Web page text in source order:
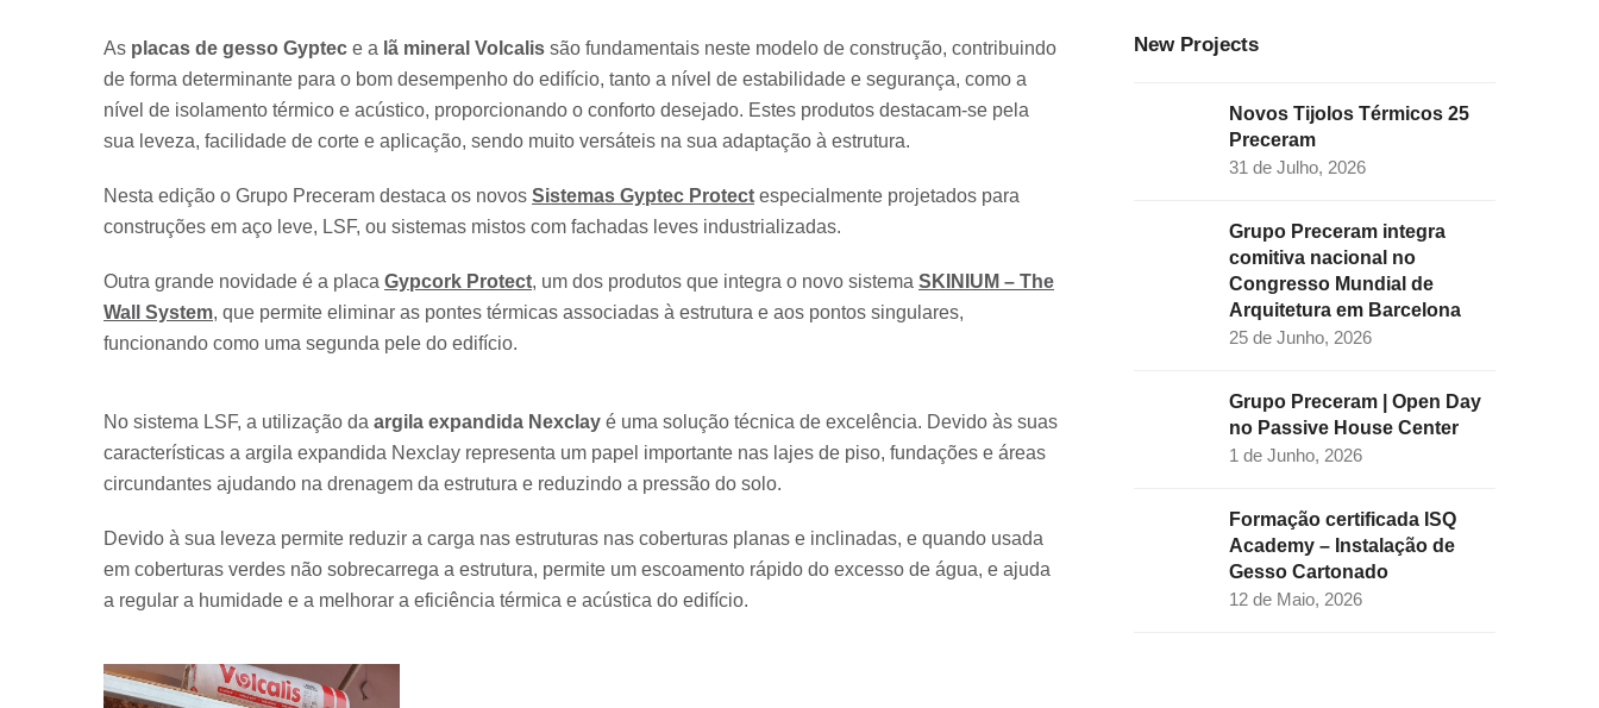
As placas de gesso Gyptec e a lã mineral Volcalis são fundamentais neste modelo de construção, contribuindo
de forma determinante para o bom desempenho do edifício, tanto a nível de estabilidade e segurança, como a
nível de isolamento térmico e acústico, proporcionando o conforto desejado. Estes produtos destacam-se pela
sua leveza, facilidade de corte e aplicação, sendo muito versáteis na sua adaptação à estrutura.
Nesta edição o Grupo Preceram destaca os novos Sistemas Gyptec Protect especialmente projetados para
construções em aço leve, LSF, ou sistemas mistos com fachadas leves industrializadas.
Outra grande novidade é a placa Gypcork Protect, um dos produtos que integra o novo sistema SKINIUM – The
Wall System, que permite eliminar as pontes térmicas associadas à estrutura e aos pontos singulares,
funcionando como uma segunda pele do edifício.
No sistema LSF, a utilização da argila expandida Nexclay é uma solução técnica de excelência. Devido às suas
características a argila expandida Nexclay representa um papel importante nas lajes de piso, fundações e áreas
circundantes ajudando na drenagem da estrutura e reduzindo a pressão do solo.
Devido à sua leveza permite reduzir a carga nas estruturas nas coberturas planas e inclinadas, e quando usada
em coberturas verdes não sobrecarrega a estrutura, permite um escoamento rápido do excesso de água, e ajuda
a regular a humidade e a melhorar a eficiência térmica e acústica do edifício.
m
New Projects
Novos Tijolos Térmicos 25
Preceram
31 de Julho, 2026
Grupo Preceram integra
comitiva nacional no
Congresso Mundial de
Arquitetura em Barcelona
25 de Junho, 2026
Grupo Preceram | Open Day
no Passive House Center
1 de Junho, 2026
Formação certificada ISQ
Academy – Instalação de
Gesso Cartonado
12 de Maio, 2026